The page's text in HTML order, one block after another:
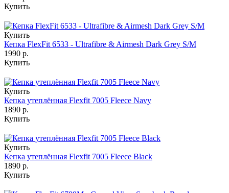
Купить
Купить
Кепка FlexFit 6533 - Ultrafibre & Airmesh Dark Grey S/M
1990 р.
Купить
Купить
Кепка утеплённая Flexfit 7005 Fleece Navy
1890 р.
Купить
Купить
Кепка утеплённая Flexfit 7005 Fleece Black
1890 р.
Купить